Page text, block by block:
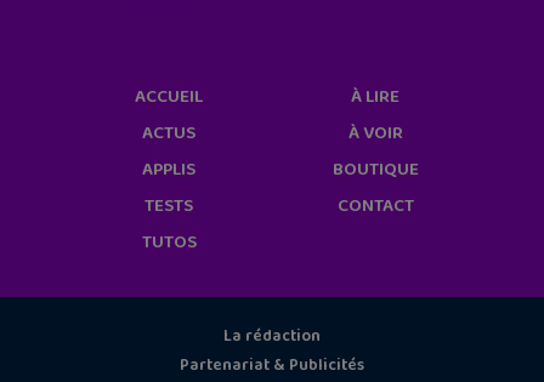
ACCUEIL
ACTUS
APPLIS
TESTS
TUTOS
À LIRE
À VOIR
BOUTIQUE
CONTACT
La rédaction
Partenariat & Publicités